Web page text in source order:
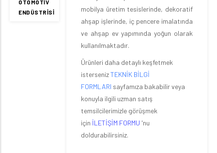
OTOMOTIV
ENDÜSTRISI
mobilya üretim tesislerinde, dekoratif
ahşap işlerinde, iç pencere imalatında
ve ahşap ev yapımında yoğun olarak
kullanılmaktadır.
Ürünleri daha detaylı keşfetmek
istersenizTEKNİK BİLGİ
FORMLARI sayfamıza bakabilir veya
konuyla ilgili uzman satış
temsilcilerimizle görüşmek
için İLETİŞİM FORMU 'nu
doldurabilirsiniz.